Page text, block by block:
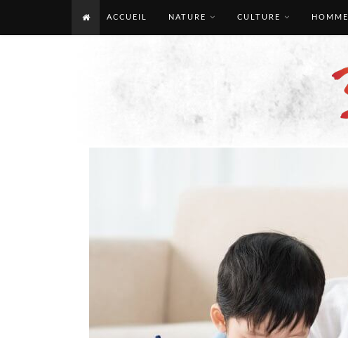
ACCUEIL NATURE CULTURE HOMME